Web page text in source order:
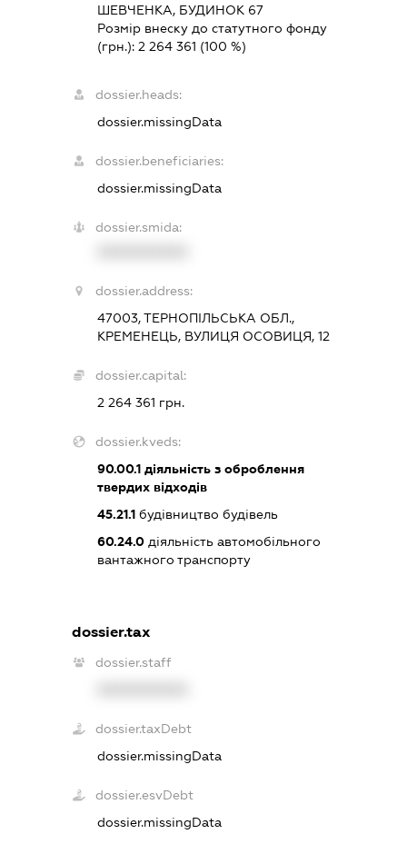
ШЕВЧЕНКА, БУДИНОК 67
Розмір внеску до статутного фонду
(грн.): 2 264 361 (100 %)
dossier.heads:
dossier.missingData
dossier.beneficiaries:
dossier.missingData
dossier.smida:
dossier.address:
47003, ТЕРНОПІЛЬСЬКА ОБЛ.,
КРЕМЕНЕЦЬ, ВУЛИЦЯ ОСОВИЦЯ, 12
dossier.capital:
2 264 361 грн.
dossier.kveds:
90.00.1діяльність з оброблення
твердих відходів
45.21.1будівництво будівель
60.24.0діяльність автомобільного
вантажного транспорту
dossier.tax
dossier.staff
dossier.taxDebt
dossier.missingData
dossier.esvDebt
dossier.missingData